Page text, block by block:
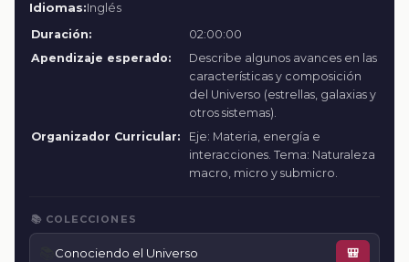
Idiomas:Inglés
Duración:
02:00:00
Apendizaje esperado:
Describe algunos avances en las
características y composición
del Universo (estrellas, galaxias y
otros sistemas).
Organizador Curricular:
Eje: Materia, energía e
interacciones. Tema: Naturaleza
macro, micro y submicro.
📚 COLECCIONES
Conociendo el Universo 🎒